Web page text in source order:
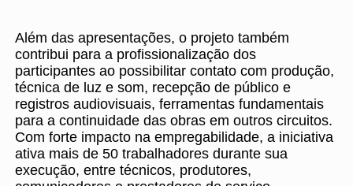
Além das apresentações, o projeto também
contribui para a profissionalização dos
participantes ao possibilitar contato com produção,
técnica de luz e som, recepção de público e
registros audiovisuais, ferramentas fundamentais
para a continuidade das obras em outros circuitos.
Com forte impacto na empregabilidade, a iniciativa
ativa mais de 50 trabalhadores durante sua
execução, entre técnicos, produtores,